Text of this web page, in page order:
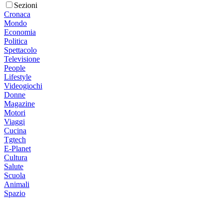
Sezioni
Cronaca
Mondo
Economia
Politica
Spettacolo
Televisione
People
Lifestyle
Videogiochi
Donne
Magazine
Motori
Viaggi
Cucina
Tgtech
E-Planet
Cultura
Salute
Scuola
Animali
Spazio